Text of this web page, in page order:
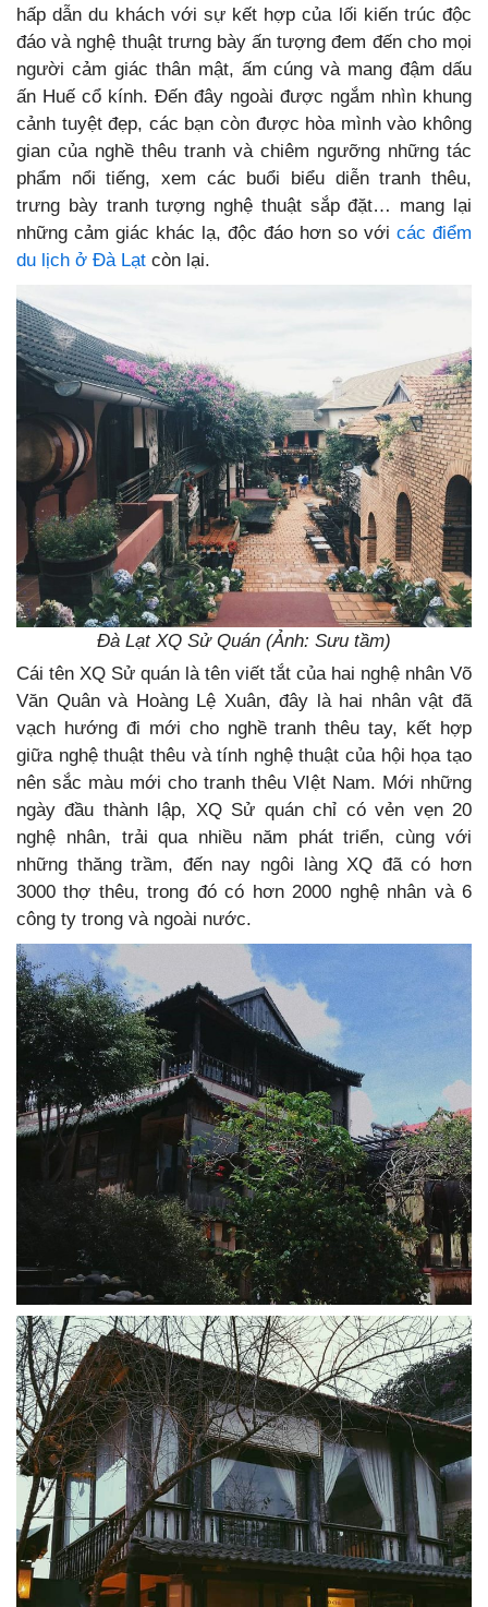
hấp dẫn du khách với sự kết hợp của lối kiến trúc độc
đáo và nghệ thuật trưng bày ấn tượng đem đến cho mọi
người cảm giác thân mật, ấm cúng và mang đậm dấu
ấn Huế cổ kính. Đến đây ngoài được ngắm nhìn khung
cảnh tuyệt đẹp, các bạn còn được hòa mình vào không
gian của nghề thêu tranh và chiêm ngưỡng những tác
phẩm nổi tiếng, xem các buổi biểu diễn tranh thêu,
trưng bày tranh tượng nghệ thuật sắp đặt… mang lại
những cảm giác khác lạ, độc đáo hơn so với các điểm
du lịch ở Đà Lạt còn lại.
Đà Lạt XQ Sử Quán (Ảnh: Sưu tầm)
Cái tên XQ Sử quán là tên viết tắt của hai nghệ nhân Võ
Văn Quân và Hoàng Lệ Xuân, đây là hai nhân vật đã
vạch hướng đi mới cho nghề tranh thêu tay, kết hợp
giữa nghệ thuật thêu và tính nghệ thuật của hội họa tạo
nên sắc màu mới cho tranh thêu VIệt Nam. Mới những
ngày đầu thành lập, XQ Sử quán chỉ có vẻn vẹn 20
nghệ nhân, trải qua nhiều năm phát triển, cùng với
những thăng trầm, đến nay ngôi làng XQ đã có hơn
3000 thợ thêu, trong đó có hơn 2000 nghệ nhân và 6
công ty trong và ngoài nước.